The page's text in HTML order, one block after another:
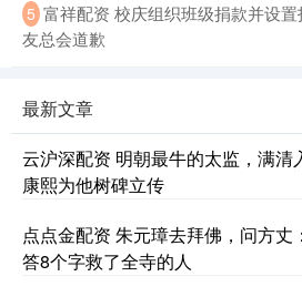
5 富祥配资 校庆组织班级捐款并设
友总会道歉
最新文章
云沪深配资 明朝最牛的太监，满清
康熙为他树碑立传
点点金配资 朱元璋去拜佛，问方丈
答8个字救了全寺的人